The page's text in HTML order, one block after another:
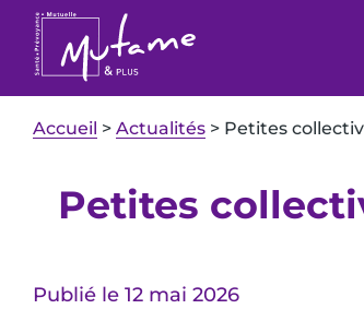
Accueil > Actualités > Petites
Petites
Publié le 12 mai 2026